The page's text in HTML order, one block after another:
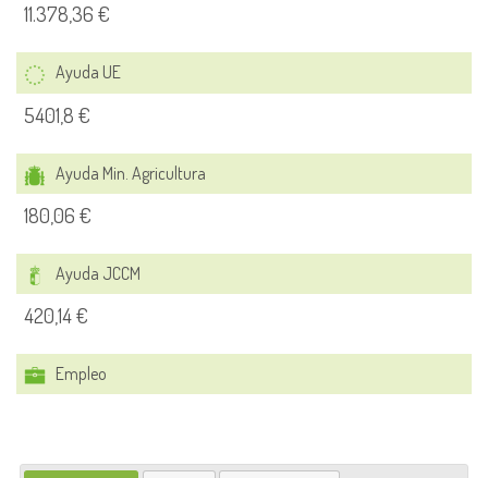
11.378,36 €
Ayuda UE
5401,8 €
Ayuda Min. Agricultura
180,06 €
Ayuda JCCM
420,14 €
Empleo